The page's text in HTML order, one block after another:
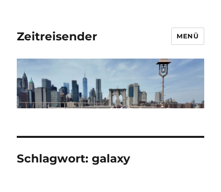
Zeitreisender MENÜ
Schlagwort:galaxy